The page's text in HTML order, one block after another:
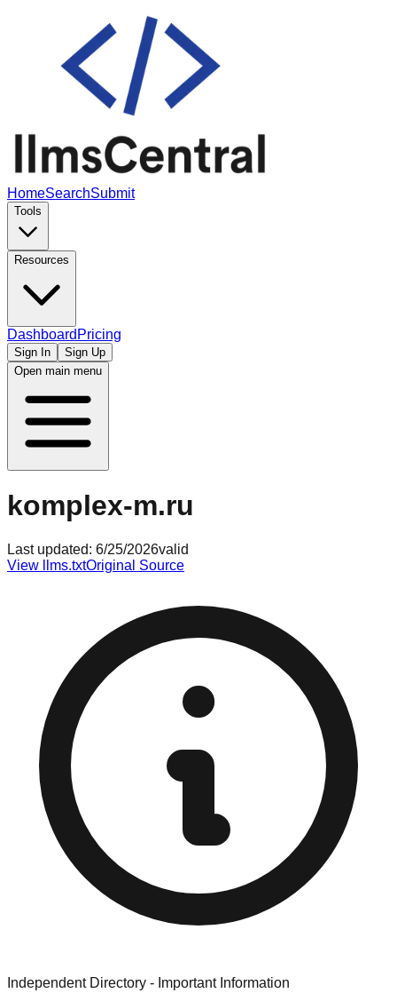
HomeSearchSubmit
Tools
Resources
Dashboard Pricing
Sign In
Sign Up
Open main menu
komplex-m.ru
Last updated: 6/25/2026valid
View llms.txtOriginal Source
Independent Directory - Important Information